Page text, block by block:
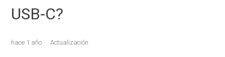
USB-C?
hace 1 año Actualización